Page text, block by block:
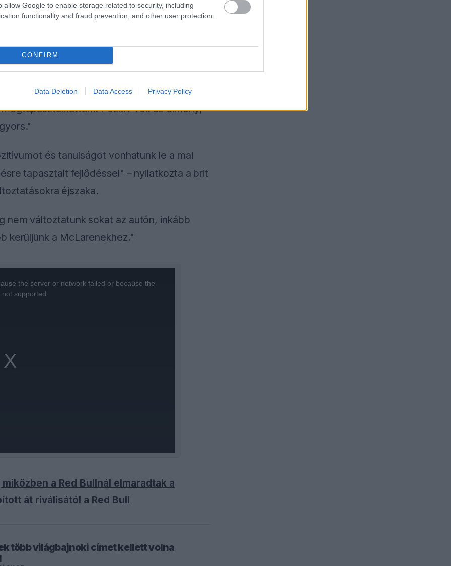
allow Google to enable storage related to security, including
functionality and fraud prevention, and other user protection.
CONFIRM
Data Deletion Data Access Privacy Policy
fejlődik, és egyre közelebb kerül Leclerc-
autó vezetését. Ez volt az első alkalom,
Mindig is kíváncsi voltam, milyen
Pozitív volt az élmény,
és tanulságot vonhatunk le a mai
tapasztalt fejlődéssel" – nyilatkozta a brit
éjszaka.
nem változtatunk sokat az autón, inkább
kerüljünk a McLarenekhez."
the server or network failed or because the
supported.
a Red Bullnál elmaradtak a
át riválisától a Red Bull
több világbajnoki címet kellett volna